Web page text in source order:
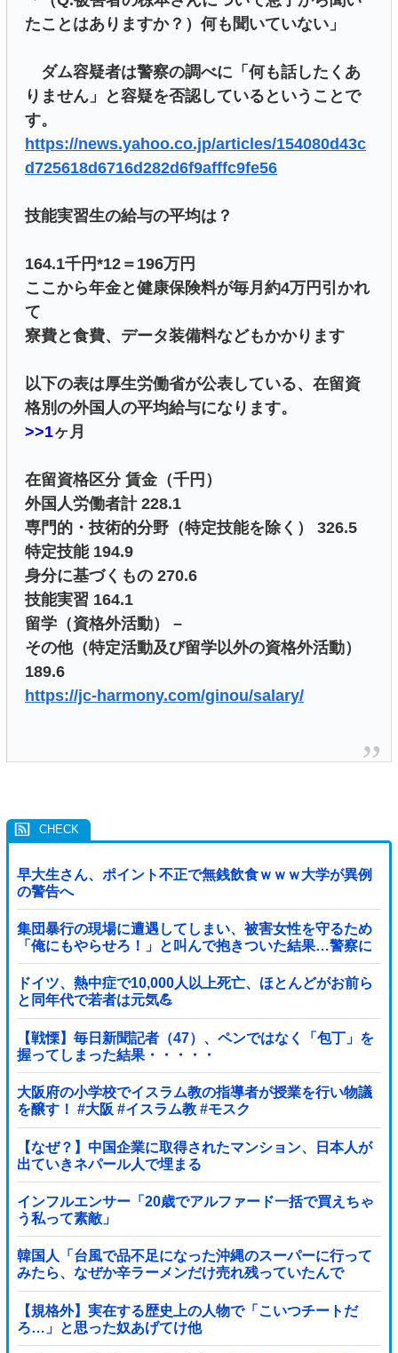
たことはありますか？）何も聞いていない」
ダム容疑者は警察の調べに「何も話したくあ
りません」と容疑を否認しているということで
す。
https://news.yahoo.co.jp/articles/154080d43c
d725618d6716d282d6f9afffc9fe56
技能実習生の給与の平均は？
164.1千円*12＝196万円
ここから年金と健康保険料が毎月約4万円引かれ
て
寮費と食費、データ装備料などもかかります
以下の表は厚生労働省が公表している、在留資
格別の外国人の平均給与になります。
>>1ヶ月
在留資格区分 賃金（千円）
外国人労働者計 228.1
専門的・技術的分野（特定技能を除く） 326.5
特定技能 194.9
身分に基づくもの 270.6
技能実習 164.1
留学（資格外活動） –
その他（特定活動及び留学以外の資格外活動）
189.6
https://jc-harmony.com/ginou/salary/
早大生さん、ポイント不正で無銭飲食ｗｗｗ大学が異例
の警告へ
集団暴行の現場に遭遇してしまい、被害女性を守るため
「俺にもやらせろ！」と叫んで抱きついた結果…警察に
連行され〇〇扱いされる悲劇へ←機転を利かせた結果が
裏目に出すぎて惨事
ドイツ、熱中症で10,000人以上死亡、ほとんどがお前ら
と同年代で若者は元気💪
【戦慄】毎日新聞記者（47）、ペンではなく「包丁」を
握ってしまった結果・・・・・
大阪府の小学校でイスラム教の指導者が授業を行い物議
を醸す！ #大阪 #イスラム教 #モスク
【なぜ？】中国企業に取得されたマンション、日本人が
出ていきネパール人で埋まる
インフルエンサー「20歳でアルファード一括で買えちゃ
う私って素敵」
韓国人「台風で品不足になった沖縄のスーパーに行って
みたら、なぜか辛ラーメンだけ売れ残っていたんで
す…」
【規格外】実在する歴史上の人物で「こいつチートだ
ろ…」と思った奴あげてけ他